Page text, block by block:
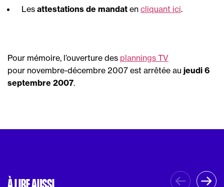
Les attestations de mandat en cliquant ici.
Pour mémoire, l’ouverture des plannings TV
pour novembre-décembre 2007 est arrêtée au jeudi 6
septembre 2007.